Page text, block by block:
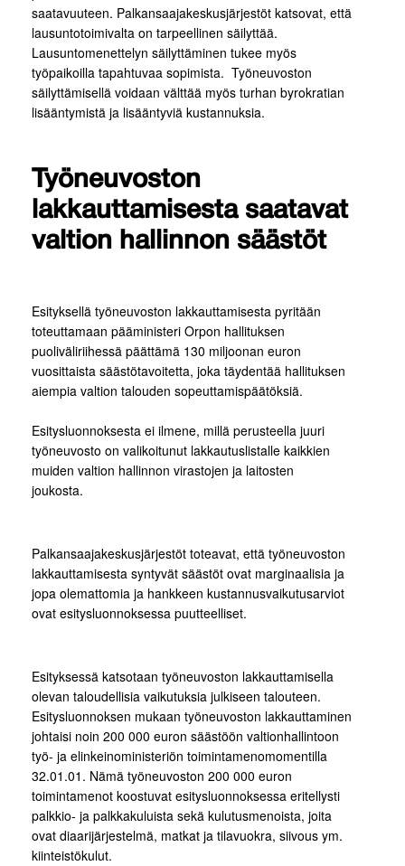
saatavuuteen. Palkansaajakeskusjärjestöt katsovat, että
lausuntotoimivalta on tarpeellinen säilyttää.
Lausuntomenettelyn säilyttäminen tukee myös
työpaikoilla tapahtuvaa sopimista. Työneuvoston
säilyttämisellä voidaan välttää myös turhan byrokratian
lisääntymistä ja lisääntyviä kustannuksia.
Työneuvoston
lakkauttamisesta saatavat
valtion hallinnon säästöt
Esityksellä työneuvoston lakkauttamisesta pyritään
toteuttamaan pääministeri Orpon hallituksen
puoliväliriihessä päättämä 130 miljoonan euron
vuosittaista säästötavoitetta, joka täydentää hallituksen
aiempia valtion talouden sopeuttamispäätöksiä.
Esitysluonnoksesta ei ilmene, millä perusteella juuri
työneuvosto on valikoitunut lakkautuslistalle kaikkien
muiden valtion hallinnon virastojen ja laitosten
joukosta.
Palkansaajakeskusjärjestöt toteavat, että työneuvoston
lakkauttamisesta syntyvät säästöt ovat marginaalisia ja
jopa olemattomia ja hankkeen kustannusvaikutusarviot
ovat esitysluonnoksessa puutteelliset.
Esityksessä katsotaan työneuvoston lakkauttamisella
olevan taloudellisia vaikutuksia julkiseen talouteen.
Esitysluonnoksen mukaan työneuvoston lakkauttaminen
johtaisi noin 200 000 euron säästöön valtionhallintoon
työ- ja elinkeinoministeriön toimintamenomomentilla
32.01.01. Nämä työneuvoston 200 000 euron
toimintamenot koostuvat esitysluonnoksessa eritellysti
palkkio- ja palkkakuluista sekä kulutusmenoista, joita
ovat diaarijärjestelmä, matkat ja tilavuokra, siivous ym.
kiinteistökulut.